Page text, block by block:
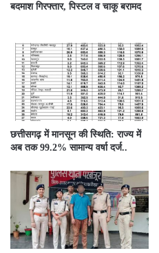
बदमाश गिरफ्तार, पिस्टल व चाकू बरामद
छत्तीसगढ़ में मानसून की स्थिति: राज्य में
अब तक 99.2% सामान्य वर्षा दर्ज..